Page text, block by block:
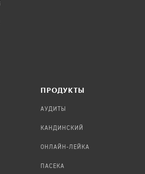
ПРОДУКТЫ
АУДИТЫ
КАНДИНСКИЙ
ОНЛАЙН-ЛЕЙКА
ПАСЕКА